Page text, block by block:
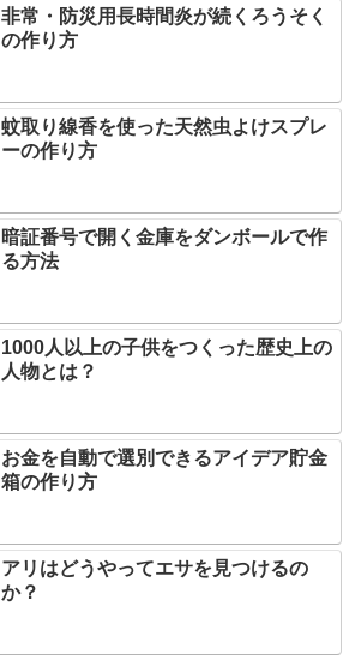
非常・防災用長時間炎が続くろうそく
の作り方
蚊取り線香を使った天然虫よけスプレ
ーの作り方
暗証番号で開く金庫をダンボールで作
る方法
1000人以上の子供をつくった歴史上の
人物とは？
お金を自動で選別できるアイデア貯金
箱の作り方
アリはどうやってエサを見つけるの
か？